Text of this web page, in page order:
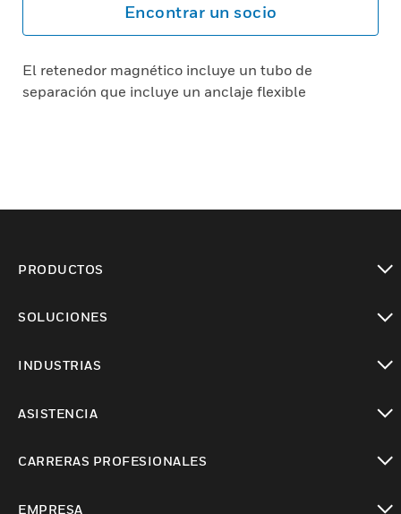
Encontrar un socio
El retenedor magnético incluye un tubo de
separación que incluye un anclaje flexible
PRODUCTOS
SOLUCIONES
INDUSTRIAS
ASISTENCIA
CARRERAS PROFESIONALES
EMPRESA